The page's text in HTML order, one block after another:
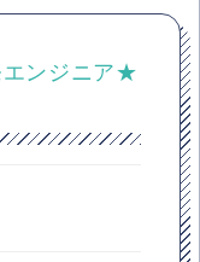
エンジニア★